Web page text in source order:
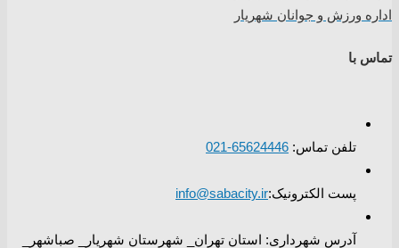
اداره ورزش و جوانان شهریار
تماس با
تلفن تماس: 65624446-021
پست الکترونیک:info@sabacity.ir
آدرس شهرداری: استان تهران_ شهرستان شهریار_ صباشهر_